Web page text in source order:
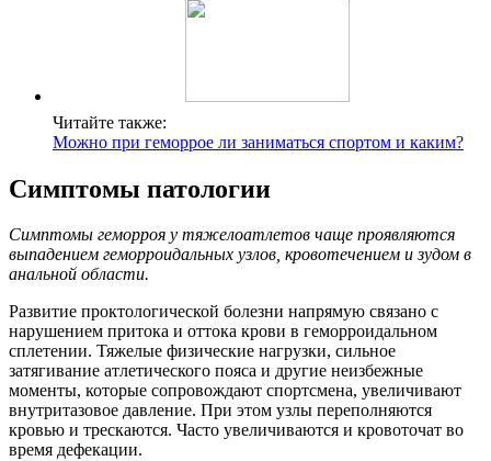
Читайте также:
Можно при геморрое ли заниматься спортом и каким?
Симптомы патологии
Симптомы геморроя у тяжелоатлетов чаще проявляются
выпадением геморроидальных узлов, кровотечением и зудом в
анальной области.
Развитие проктологической болезни напрямую связано с
нарушением притока и оттока крови в геморроидальном
сплетении. Тяжелые физические нагрузки, сильное
затягивание атлетического пояса и другие неизбежные
моменты, которые сопровождают спортсмена, увеличивают
внутритазовое давление. При этом узлы переполняются
кровью и трескаются. Часто увеличиваются и кровоточат во
время дефекации.